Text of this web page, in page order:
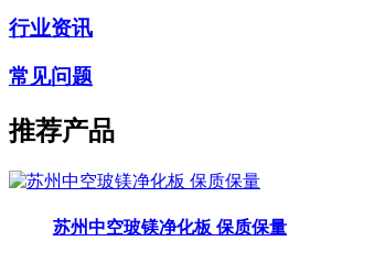
行业资讯
常见问题
推荐产品
苏州中空玻镁净化板 保质保量